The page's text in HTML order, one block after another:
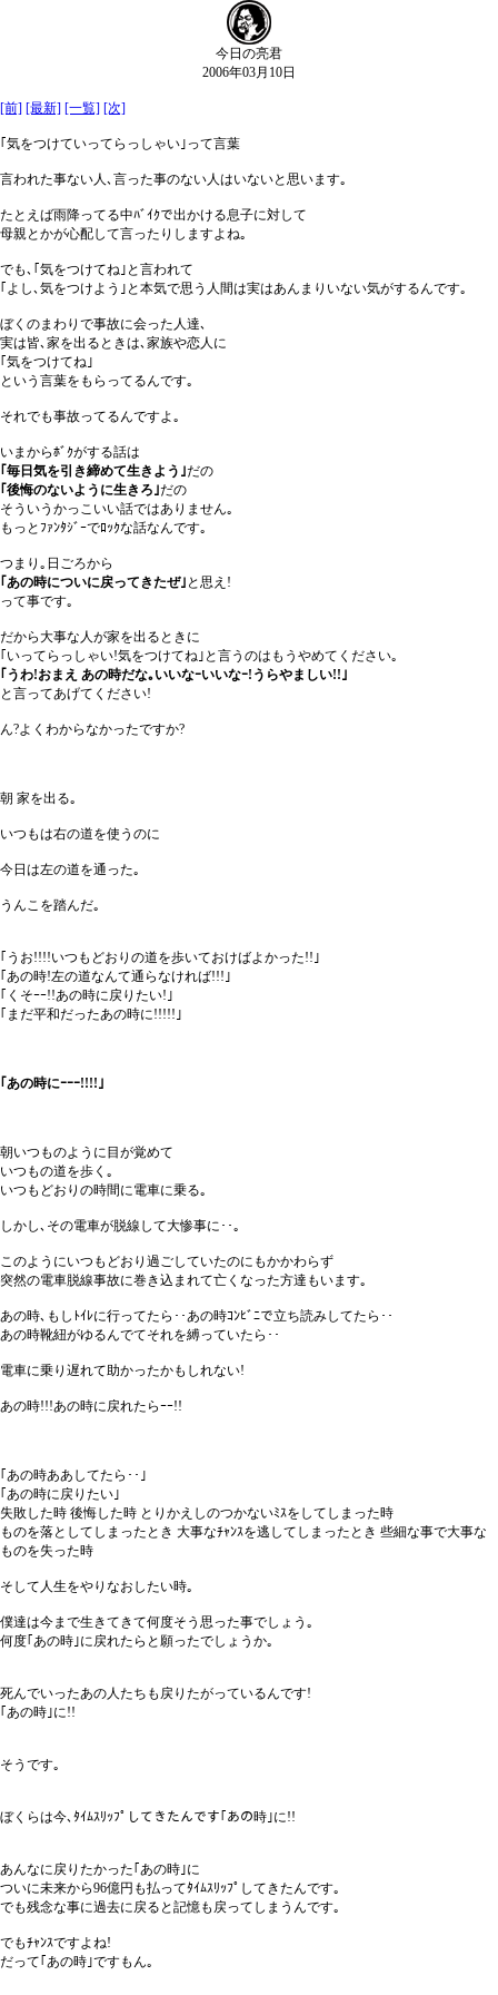
今日の亮君
2006年03月10日
[前] [最新] [一覧] [次]
｢気をつけていってらっしゃい｣って言葉
言われた事ない人､言った事のない人はいないと思います｡
たとえば雨降ってる中ﾊﾞｲｸで出かける息子に対して
母親とかが心配して言ったりしますよね｡
でも､｢気をつけてね｣と言われて
｢よし､気をつけよう｣と本気で思う人間は実はあんまりいない気がするんです｡
ぼくのまわりで事故に会った人達､
実は皆､家を出るときは､家族や恋人に
｢気をつけてね｣
という言葉をもらってるんです｡
それでも事故ってるんですよ｡
いまからﾎﾞｸがする話は
｢毎日気を引き締めて生きよう｣だの
｢後悔のないように生きろ｣だの
そういうかっこいい話ではありません｡
もっとﾌｧﾝﾀｼﾞｰでﾛｯｸな話なんです｡
つまり｡日ごろから
｢あの時についに戻ってきたぜ｣ と思え!
って事です｡
だから大事な人が家を出るときに
｢いってらっしゃい!気をつけてね｣と言うのはもうやめてください｡
｢うわ!おまえ あの時だな｡いいなｰいいなｰ!うらやましい!!｣
と言ってあげてください!
ん?よくわからなかったですか?
朝 家を出る｡
いつもは右の道を使うのに
今日は左の道を通った｡
うんこを踏んだ｡
｢うお!!!!いつもどおりの道を歩いておけばよかった!!｣
｢あの時!左の道なんて通らなければ!!!｣
｢くそｰｰ!!あの時に戻りたい!｣
｢まだ平和だったあの時に!!!!!｣
｢あの時にｰｰｰ!!!!｣
朝いつものように目が覚めて
いつもの道を歩く｡
いつもどおりの時間に電車に乗る｡
しかし､その電車が脱線して大惨事に･･｡
このようにいつもどおり過ごしていたのにもかかわらず
突然の電車脱線事故に巻き込まれて亡くなった方達もいます｡
あの時､もしﾄｲﾚに行ってたら･･あの時ｺﾝﾋﾞﾆで立ち読みしてたら･･
あの時靴紐がゆるんでてそれを縛っていたら･･
電車に乗り遅れて助かったかもしれない!
あの時!!!あの時に戻れたらｰｰ!!
｢あの時ああしてたら･･｣
｢あの時に戻りたい｣
失敗した時 後悔した時 とりかえしのつかないﾐｽをしてしまった時
ものを落としてしまったとき 大事なﾁｬﾝｽを逃してしまったとき 些細な事で大事な
ものを失った時
そして人生をやりなおしたい時｡
僕達は今まで生きてきて何度そう思った事でしょう｡
何度｢あの時｣に戻れたらと願ったでしょうか｡
死んでいったあの人たちも戻りたがっているんです!
｢あの時｣に!!
そうです｡
ぼくらは今､ﾀｲﾑｽﾘｯﾌﾟしてきたんです｢あの時｣に!!
あんなに戻りたかった｢あの時｣に
ついに未来から96億円も払ってﾀｲﾑｽﾘｯﾌﾟしてきたんです｡
でも残念な事に過去に戻ると記憶も戻ってしまうんです｡
でもﾁｬﾝｽですよね!
だって｢あの時｣ですもん｡